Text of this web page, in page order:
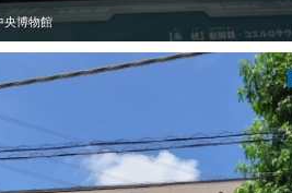
央博物館